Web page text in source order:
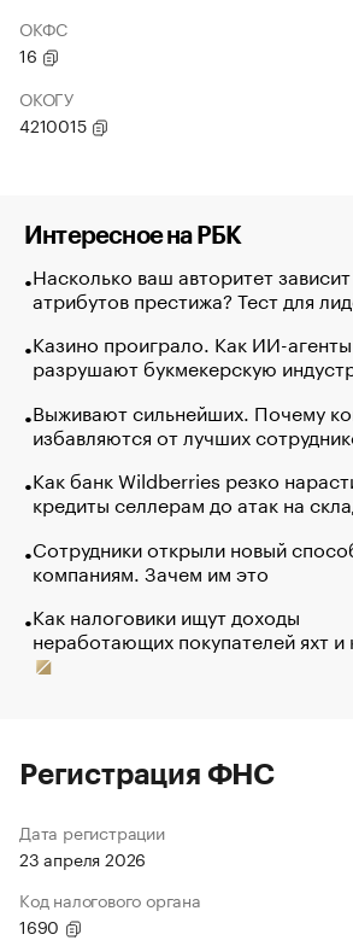
ОКФС
16
ОКОГУ
4210015
Интересное на РБК
Насколько ваш авторитет
атрибутов престижа? Тест для
Казино проиграло. Как ИИ-агенты
разрушают букмекерскую
Выживают сильнейших. Почему
избавляются от лучших
Как банк Wildberries резко
кредиты селлерам до атак на
Сотрудники открыли новый
компаниям. Зачем им это
Как налоговики ищут доходы
неработающих покупателей яхт и
Регистрация ФНС
Дата регистрации
23 апреля 2026
Код налогового органа
1690